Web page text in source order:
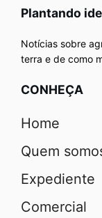
Plantando
Notícias sobre
terra e de como
CONHEÇA
Home
Quem
Expediente
Comercial